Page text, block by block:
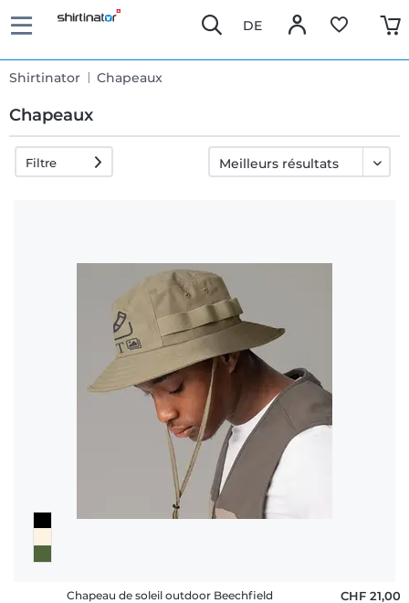
DE
Shirtinator Chapeaux
Chapeaux
Filtre
Chapeau de soleil outdoor Beechfield CHF 21,00